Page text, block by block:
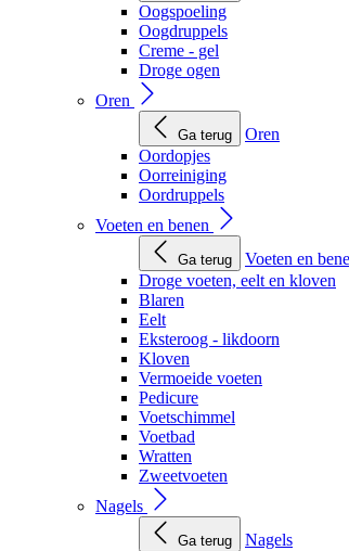
Oogspoeling
Oogdruppels
Creme - gel
Droge ogen
Oren
Ga terug
Oren
Oordopjes
Oorreiniging
Oordruppels
Voeten en benen
Ga terug
Voeten en
Droge voeten, eelt en kloven
Blaren
Eelt
Eksteroog - likdoorn
Kloven
Vermoeide voeten
Pedicure
Voetschimmel
Voetbad
Wratten
Zweetvoeten
Nagels
Ga terug
Nagels